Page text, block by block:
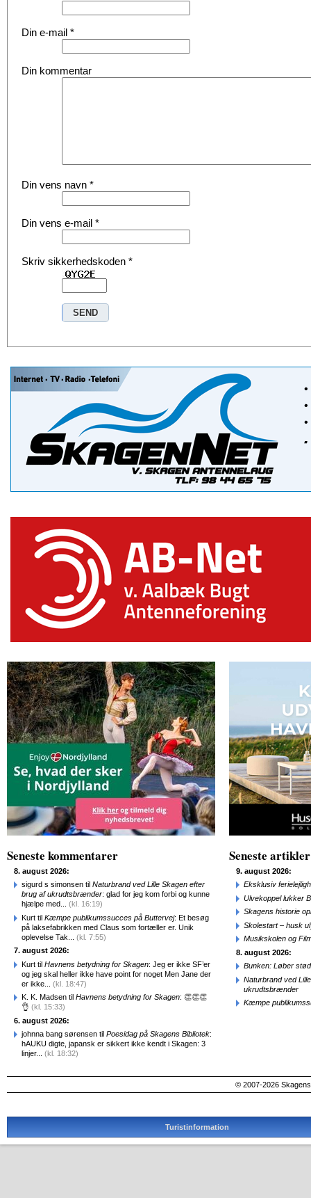
Din e-mail *
Din kommentar
Din vens navn *
Din vens e-mail *
Skriv sikkerhedskoden *
Seneste kommentarer
8. august 2026:
sigurd s simonsen til Naturbrand ved Lille Skagen efter
brug af ukrudtsbrænder: glad for jeg kom forbi og kunne
hjælpe med... (kl. 16:19)
Kurt til Kæmpe publikumssucces på Buttervej: Et besøg
på laksefabrikken med Claus som fortæller er. Unik
oplevelse Tak... (kl. 7:55)
7. august 2026:
Kurt til Havnens betydning for Skagen: Jeg er ikke SF’er
og jeg skal heller ikke have point for noget Men Jane der
er ikke... (kl. 18:47)
K. K. Madsen til Havnens betydning for Skagen: 👏👏👏
👌 (kl. 15:33)
6. august 2026:
johnna bang sørensen til Poesidag på Skagens Bibliotek:
hAUKU digte, japansk er sikkert ikke kendt i Skagen: 3
linjer... (kl. 18:32)
Seneste artikler
9. august 2026:
Eksklusiv
Ulvekoppel lukker
Skagens historie
Skolestart – husk
Musikskolen og
8. august 2026:
Bunken: Løber
Naturbrand ved
ukrudtsbrænder
Kæmpe
© 2007-2026
Turistinformation